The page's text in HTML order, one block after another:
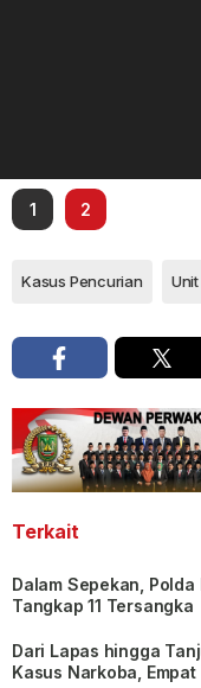
1 2
Kasus Pencurian
Terkait
Dalam Sepekan,
Tangkap 11 Tersangka
Dari Lapas hingga
Kasus Narkoba,